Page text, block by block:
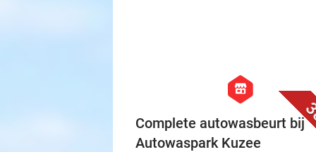
hexagon
store
Complete autowasbeurt bij
Autowaspark Kuzee